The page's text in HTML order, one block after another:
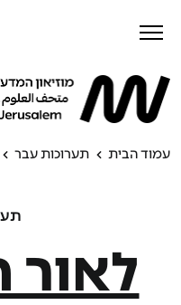
עמוד הבית תערוכות עבר